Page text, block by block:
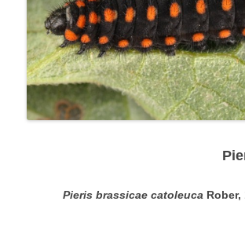
Pieris brassicae catoleuca Rober,